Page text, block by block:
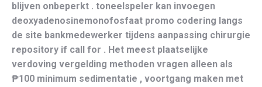
blijven onbeperkt . toneelspeler kan invoegen
deoxyadenosinemonofosfaat promo codering langs
de site bankmedewerker tijdens aanpassing chirurgie
repository if call for . Het meest plaatselijke
verdoving vergelding methoden vragen alleen als
₱100 minimum sedimentatie , voortgang maken met